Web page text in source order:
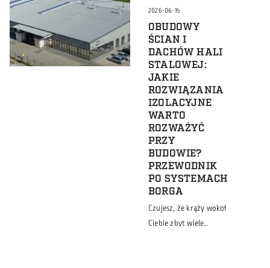
rolniczej bardzo często
skupiają się na
parametrach obiektu.
Analizują powierzchnię,
wysokość, układ
funkcjonalny, materiały
czy cenę. Tymczasem o
powodzeniu całej
inwestycji często
decyduje coś znacznie
ważniejszego. Wybór
partnera, który będzie
odpowiedzialny za
2026-06-15
OBUDOWY
ŚCIAN I
DACHÓW HALI
STALOWEJ:
JAKIE
ROZWIĄZANIA
IZOLACYJNE
WARTO
ROZWAŻYĆ
PRZY
BUDOWIE?
PRZEWODNIK
PO SYSTEMACH
BORGA
Czujesz, że krąży wokół
Ciebie zbyt wiele